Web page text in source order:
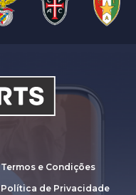
Termos e Condições
Política de Privacidade